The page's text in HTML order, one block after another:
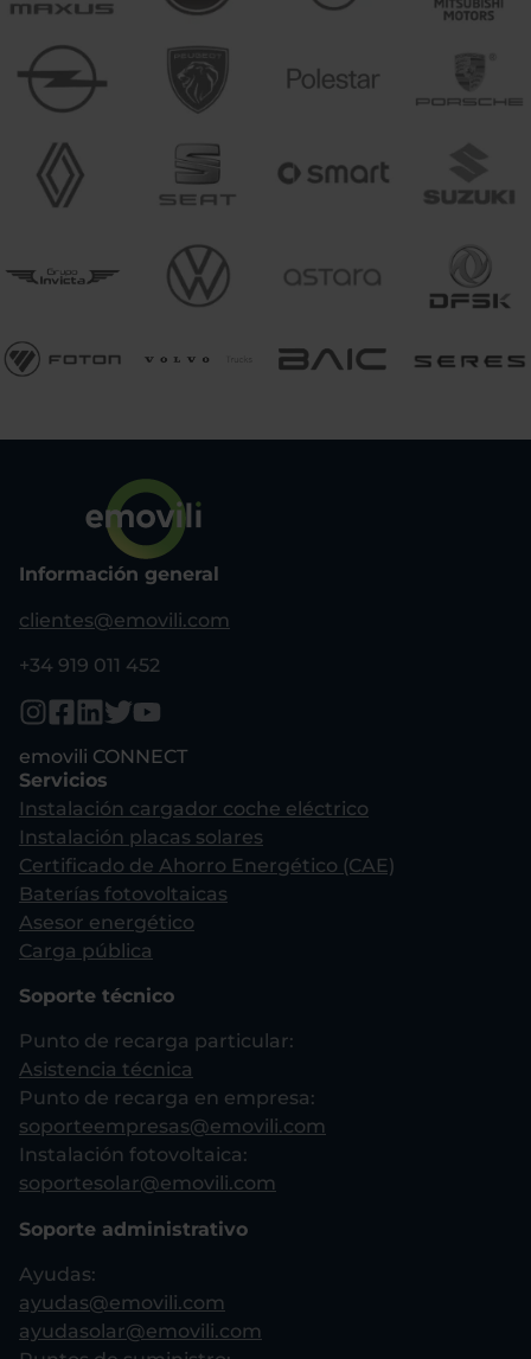
Información general
clientes@emovili.com
+34 919 011 452
emovili CONNECT
Servicios
Instalación cargador coche eléctrico
Instalación placas solares
Certificado de Ahorro Energético (CAE)
Baterías fotovoltaicas
Asesor energético
Carga pública
Soporte técnico
Punto de recarga particular:
Asistencia técnica
Punto de recarga en empresa:
soporteempresas@emovili.com
Instalación fotovoltaica:
soportesolar@emovili.com
Soporte administrativo
Ayudas:
ayudas@emovili.com
ayudasolar@emovili.com